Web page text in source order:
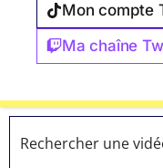
Mon compte
Ma chaîne